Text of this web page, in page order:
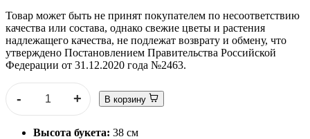
Товар может быть не принят покупателем по несоответствию
качества или состава, однако свежие цветы и растения
надлежащего качества, не подлежат возврату и обмену, что
утверждено Постановлением Правительства Российской
Федерации от 31.12.2020 года №2463.
- + В корзину
Высота букета: 38 см